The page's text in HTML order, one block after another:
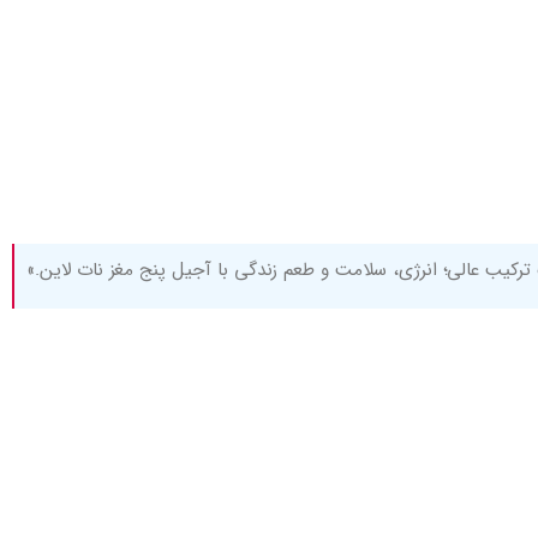
عالی؛ انرژی، سلامت و طعم زندگی با آجیل پنج مغز نات لاین.»